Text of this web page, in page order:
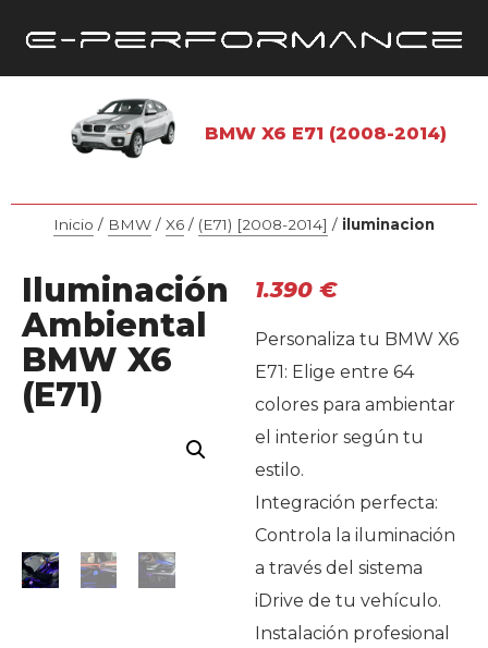
BMW X6 E71 (2008-2014)
Inicio / BMW / X6 / (E71) [2008-2014] / iluminacion
Iluminación
Ambiental
BMW X6
(E71)
1.390 €
Personaliza tu BMW X6
E71: Elige entre 64
colores para ambientar
el interior según tu
estilo.
Integración perfecta:
Controla la iluminación
a través del sistema
iDrive de tu vehículo.
Instalación profesional